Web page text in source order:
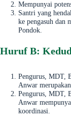
Mempunyai
Santri yang
ke pengasuh dan
Pondok.
Huruf B:
Pengurus, MDT,
Anwar
Pengurus, MDT,
Anwar
koordinasi.